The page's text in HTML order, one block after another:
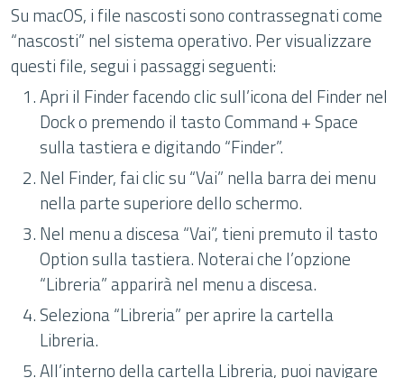
Su macOS, i file nascosti sono contrassegnati come
“nascosti” nel sistema operativo. Per visualizzare
questi file, segui i passaggi seguenti:
Apri il Finder facendo clic sull’icona del Finder nel
Dock o premendo il tasto Command + Space
sulla tastiera e digitando “Finder”.
Nel Finder, fai clic su “Vai” nella barra dei menu
nella parte superiore dello schermo.
Nel menu a discesa “Vai”, tieni premuto il tasto
Option sulla tastiera. Noterai che l’opzione
“Libreria” apparirà nel menu a discesa.
Seleziona “Libreria” per aprire la cartella
Libreria.
All’interno della cartella Libreria, puoi navigare